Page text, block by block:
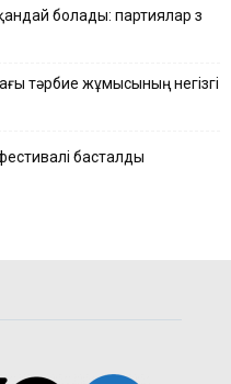
болады: партиялар өз
тәрбие жұмысының негізгі
басталды